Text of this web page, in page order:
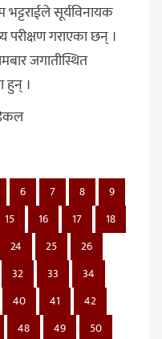
भट्टराईले सूर्यविनायक
गराएका छन् ।
जगातीस्थित
हुन् ।
6 7 8
9
15 16 17
18
24 25
26
32 33
34
40 41
42
48 49
50